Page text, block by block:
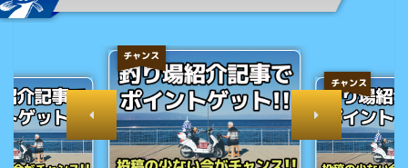
チャンス
チャンス